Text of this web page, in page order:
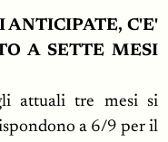
ANTICIPATE, C'E'
A SETTE MESI
attuali tre mesi si
a 6/9 per il